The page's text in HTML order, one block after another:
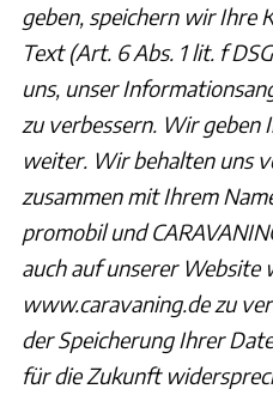
geben, speichern wir Ihre
Text (Art. 6 Abs. 1 lit. f
uns, unser
zu verbessern. Wir
weiter. Wir behalten uns
zusammen mit Ihrem
promobil und
auch auf unserer
www.caravaning.de zu
der Speicherung Ihrer
für die Zukunft